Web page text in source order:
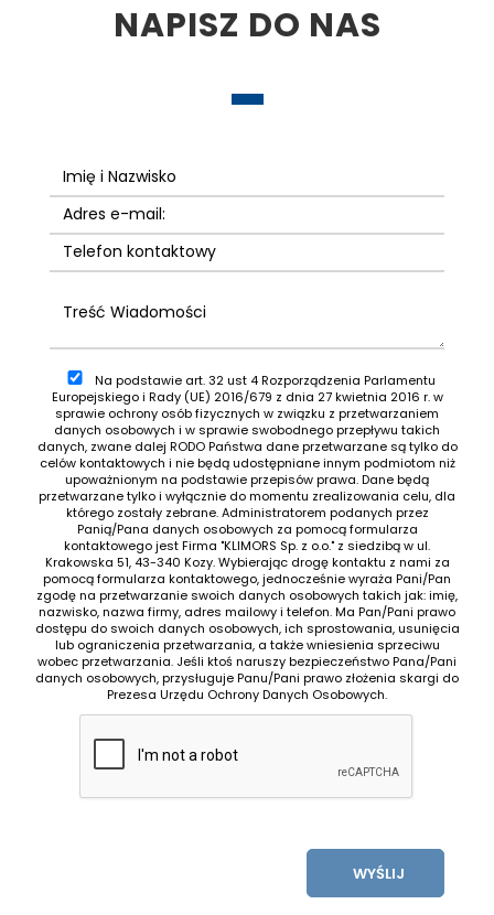
NAPISZ DO NAS
Na podstawie art. 32 ust 4 Rozporządzenia Parlamentu
Europejskiego i Rady (UE) 2016/679 z dnia 27 kwietnia 2016 r. w
sprawie ochrony osób fizycznych w związku z przetwarzaniem
danych osobowych i w sprawie swobodnego przepływu takich
danych, zwane dalej RODO Państwa dane przetwarzane są tylko do
celów kontaktowych i nie będą udostępniane innym podmiotom niż
upoważnionym na podstawie przepisów prawa. Dane będą
przetwarzane tylko i wyłącznie do momentu zrealizowania celu, dla
którego zostały zebrane. Administratorem podanych przez
Panią/Pana danych osobowych za pomocą formularza
kontaktowego jest Firma "KLIMORS Sp. z o.o." z siedzibą w ul.
Krakowska 51, 43-340 Kozy. Wybierając drogę kontaktu z nami za
pomocą formularza kontaktowego, jednocześnie wyraża Pani/Pan
zgodę na przetwarzanie swoich danych osobowych takich jak: imię,
nazwisko, nazwa firmy, adres mailowy i telefon. Ma Pan/Pani prawo
dostępu do swoich danych osobowych, ich sprostowania, usunięcia
lub ograniczenia przetwarzania, a także wniesienia sprzeciwu
wobec przetwarzania. Jeśli ktoś naruszy bezpieczeństwo Pana/Pani
danych osobowych, przysługuje Panu/Pani prawo złożenia skargi do
Prezesa Urzędu Ochrony Danych Osobowych.
WYŚLIJ